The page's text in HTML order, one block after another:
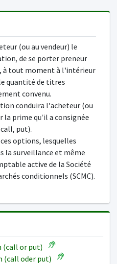
(ou au vendeur) le
de se porter preneur
à tout moment à l'intérieur
quantité de titres
convenu.
conduira l'acheteur (ou
la prime qu'il a consignée
put).
options, lesquelles
la surveillance et même
active de la Société
conditionnels (SCMC).
(call or put)
(call oder put)